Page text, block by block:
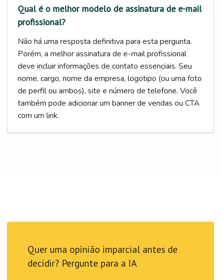
Qual é o melhor modelo de assinatura de e-mail
profissional?
Não há uma resposta definitiva para esta pergunta.
Porém, a melhor assinatura de e-mail profissional
deve incluir informações de contato essenciais. Seu
nome, cargo, nome da empresa, logotipo (ou uma foto
de perfil ou ambos), site e número de telefone. Você
também pode adicionar um banner de vendas ou CTA
com um link.
Quer uma opinião imparcial antes de
decidir? Pergunte para a IA